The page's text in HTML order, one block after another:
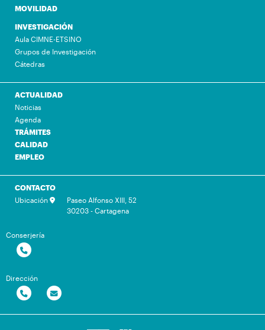
MOVILIDAD
INVESTIGACIÓN
Aula CIMNE-ETSINO
Grupos de Investigación
Cátedras
ACTUALIDAD
Noticias
Agenda
TRÁMITES
CALIDAD
EMPLEO
CONTACTO
Ubicación
Paseo Alfonso XIII, 52
30203 - Cartagena
Conserjería
Dirección